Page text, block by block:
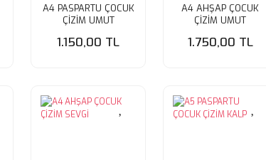
A4 PASPARTU ÇOCUK
ÇİZİM UMUT
1.150,00 TL
A4 AHŞAP ÇOCUK
ÇİZİM UMUT
1.750,00 TL